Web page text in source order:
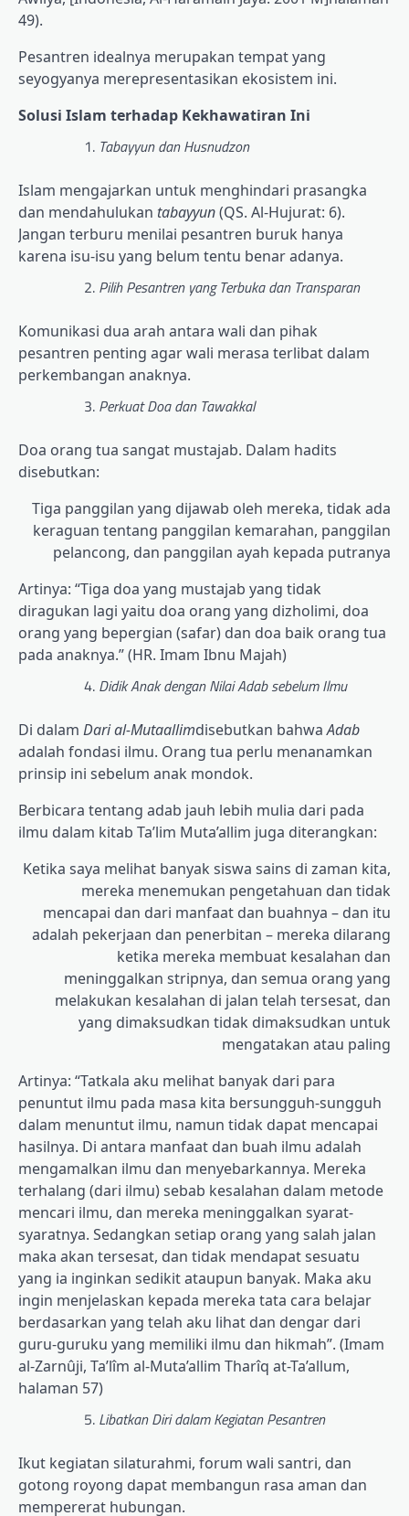
49).
Pesantren idealnya merupakan tempat yang
seyogyanya merepresentasikan ekosistem ini.
Solusi Islam terhadap Kekhawatiran Ini
Tabayyun dan Husnudzon
Islam mengajarkan untuk menghindari prasangka
dan mendahulukan tabayyun(QS. Al-Hujurat: 6).
Jangan terburu menilai pesantren buruk hanya
karena isu-isu yang belum tentu benar adanya.
Pilih Pesantren yang Terbuka dan Transparan
Komunikasi dua arah antara wali dan pihak
pesantren penting agar wali merasa terlibat dalam
perkembangan anaknya.
Perkuat Doa dan Tawakkal
Doa orang tua sangat mustajab. Dalam hadits
disebutkan:
Tiga panggilan yang dijawab oleh mereka, tidak ada
keraguan tentang panggilan kemarahan, panggilan
pelancong, dan panggilan ayah kepada putranya
Artinya: “Tiga doa yang mustajab yang tidak
diragukan lagi yaitu doa orang yang dizholimi, doa
orang yang bepergian (safar) dan doa baik orang tua
pada anaknya.” (HR. Imam Ibnu Majah)
Didik Anak dengan Nilai Adab sebelum Ilmu
Di dalam Dari al-Mutaallimdisebutkan bahwaAdab
adalah fondasi ilmu. Orang tua perlu menanamkan
prinsip ini sebelum anak mondok.
Berbicara tentang adab jauh lebih mulia dari pada
ilmu dalam kitab Ta’lim Muta’allim juga diterangkan:
Ketika saya melihat banyak siswa sains di zaman kita,
mereka menemukan pengetahuan dan tidak
mencapai dan dari manfaat dan buahnya – dan itu
adalah pekerjaan dan penerbitan – mereka dilarang
ketika mereka membuat kesalahan dan
meninggalkan stripnya, dan semua orang yang
melakukan kesalahan di jalan telah tersesat, dan
yang dimaksudkan tidak dimaksudkan untuk
mengatakan atau paling
Artinya: “Tatkala aku melihat banyak dari para
penuntut ilmu pada masa kita bersungguh-sungguh
dalam menuntut ilmu, namun tidak dapat mencapai
hasilnya. Di antara manfaat dan buah ilmu adalah
mengamalkan ilmu dan menyebarkannya. Mereka
terhalang (dari ilmu) sebab kesalahan dalam metode
mencari ilmu, dan mereka meninggalkan syarat-
syaratnya. Sedangkan setiap orang yang salah jalan
maka akan tersesat, dan tidak mendapat sesuatu
yang ia inginkan sedikit ataupun banyak. Maka aku
ingin menjelaskan kepada mereka tata cara belajar
berdasarkan yang telah aku lihat dan dengar dari
guru-guruku yang memiliki ilmu dan hikmah”. (Imam
al-Zarnûji, Ta’lîm al-Muta’allim Tharîq at-Ta’allum,
halaman 57)
Libatkan Diri dalam Kegiatan Pesantren
Ikut kegiatan silaturahmi, forum wali santri, dan
gotong royong dapat membangun rasa aman dan
mempererat hubungan.